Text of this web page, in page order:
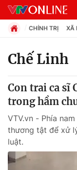
Chuyên mục
Chính trị
Xã hội
Pháp luật
CHÍNH TRỊ XÃ
Chế Linh
Con trai ca sĩ
trong hầm
VTV.vn - Phía
thương tật để xử
luật.